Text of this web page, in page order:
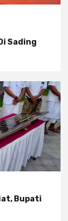
Sading
Bupati